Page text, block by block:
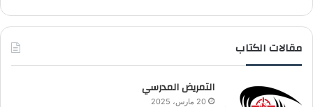
مقالات الكتاب
التمريض المدرسي
20 مارس، 2025